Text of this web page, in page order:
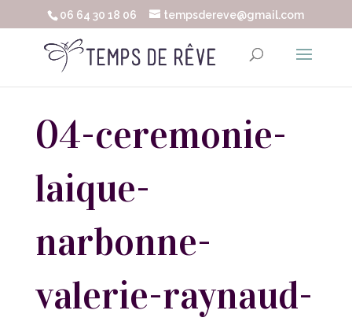
06 64 30 18 06 tempsdereve@gmail.com
04-ceremonie-
laique-
narbonne-
valerie-raynaud-